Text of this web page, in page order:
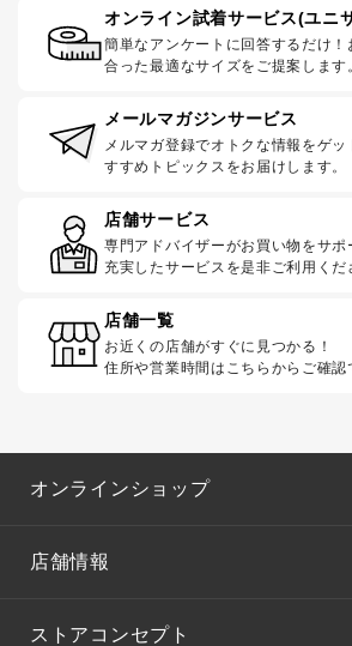
オンライン試着サービス(ユニ
簡単なアンケートに回答するだけ！
合った最適なサイズをご提案します
メールマガジンサービス
メルマガ登録でオトクな情報をゲ
すすめトピックスをお届けします。
店舗サービス
専門アドバイザーがお買い物をサポ
充実したサービスを是非ご利用くだ
店舗一覧
お近くの店舗がすぐに見つかる！
住所や営業時間はこちらからご確認
オンラインショップ
店舗情報
ストアコンセプト